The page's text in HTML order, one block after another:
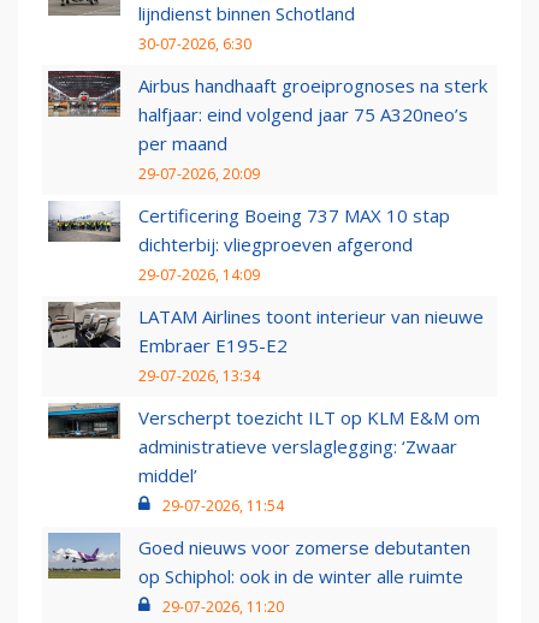
lijndienst binnen Schotland
30-07-2026, 6:30
Airbus handhaaft groeiprognoses na sterk
halfjaar: eind volgend jaar 75 A320neo’s
per maand
29-07-2026, 20:09
Certificering Boeing 737 MAX 10 stap
dichterbij: vliegproeven afgerond
29-07-2026, 14:09
LATAM Airlines toont interieur van nieuwe
Embraer E195-E2
29-07-2026, 13:34
Verscherpt toezicht ILT op KLM E&M om
administratieve verslaglegging: ‘Zwaar
middel’
29-07-2026, 11:54
Goed nieuws voor zomerse debutanten
op Schiphol: ook in de winter alle ruimte
29-07-2026, 11:20